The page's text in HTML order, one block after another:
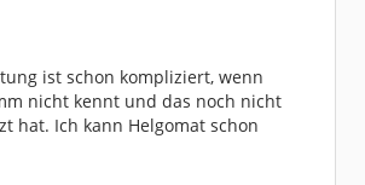
ist schon kompliziert, wenn
nicht kennt und das noch nicht
hat. Ich kann Helgomat schon